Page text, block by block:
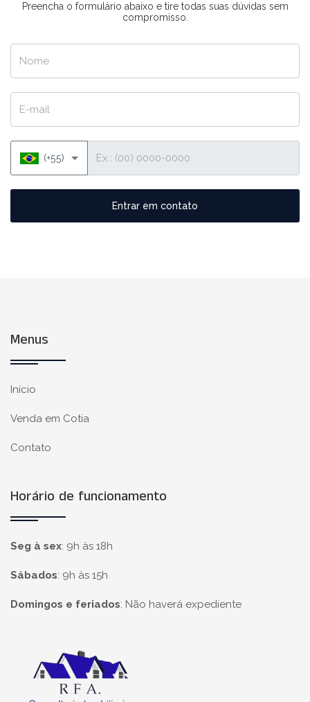
Preencha o formulário abaixo e tire todas suas dúvidas sem
compromisso.
(+55)
Entrar em contato
Menus
Início
Venda em Cotia
Contato
Horário de funcionamento
Seg à sex: 9h às 18h
Sábados: 9h às 15h
Domingos e feriados: Não haverá expediente
Página inicial